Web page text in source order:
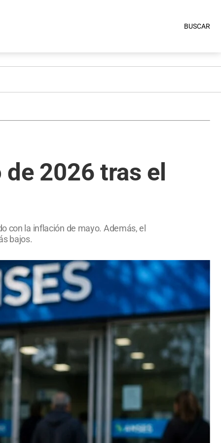
BUSCAR
2026 tras el
con la inflación de mayo. Además, el
bajos.